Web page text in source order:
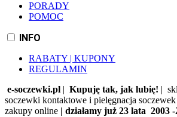
PORADY
POMOC
INFO
RABATY | KUPONY
REGULAMIN
e-soczewki.pl | Kupuję tak, jak lubię! |
soczewki kontaktowe i pielęgnacja
zakupy online | działamy już 23 lata 2003 -